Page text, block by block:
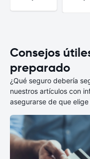
Consejos
preparado
¿Qué seguro debería
nuestros artículos con
asegurarse de que